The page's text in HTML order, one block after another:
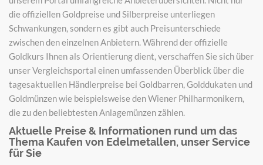
die offiziellen Goldpreise und Silberpreise unterliegen
Schwankungen, sondern es gibt auch Preisunterschiede
zwischen den einzelnen Anbietern. Während der offizielle
Goldkurs Ihnen als Orientierung dient, verschaffen Sie sich über
unser Vergleichsportal einen umfassenden Überblick über die
tagesaktuellen Händlerpreise bei Goldbarren, Golddukaten und
Goldmünzen wie beispielsweise den Wiener Philharmonikern,
die zu den beliebtesten Anlagemünzen zählen.
Aktuelle Preise & Informationen rund um das
Thema Kaufen von Edelmetallen, unser Service
für Sie